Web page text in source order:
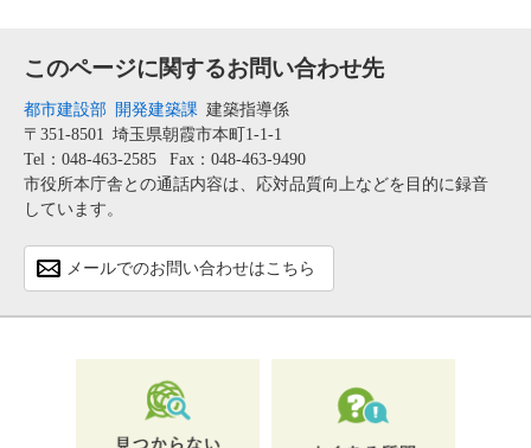
このページに関するお問い合わせ先
都市建設部 開発建築課 建築指導係
〒351-8501 埼玉県朝霞市本町1-1-1
Tel：048-463-2585
Fax：048-463-9490
市役所本庁舎との通話内容は、応対品質向上などを目的に録音
しています。
メールでのお問い合わせはこちら